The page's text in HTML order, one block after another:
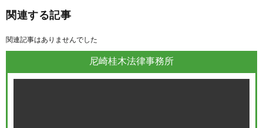
関連する記事
関連記事はありませんでした
尼崎桂木法律事務所